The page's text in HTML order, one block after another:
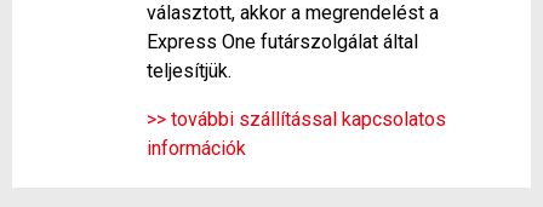
választott, akkor a megrendelést a
Express One futárszolgálat által
teljesítjük.
>> további szállítással kapcsolatos
információk